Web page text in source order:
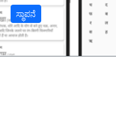
ಸ್ಥಾಪನೆ